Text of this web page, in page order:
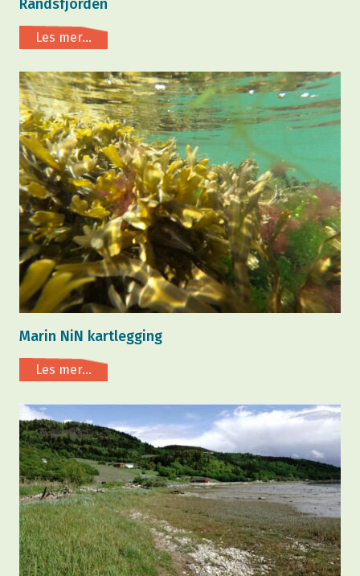
Randsfjorden
Les mer...
Marin NiN kartlegging
Les mer...